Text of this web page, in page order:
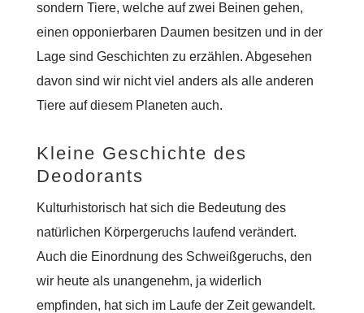
sondern Tiere, welche auf zwei Beinen gehen,
einen opponierbaren Daumen besitzen und in der
Lage sind Geschichten zu erzählen. Abgesehen
davon sind wir nicht viel anders als alle anderen
Tiere auf diesem Planeten auch.
Kleine Geschichte des
Deodorants
Kulturhistorisch hat sich die Bedeutung des
natürlichen Körpergeruchs laufend verändert.
Auch die Einordnung des Schweißgeruchs, den
wir heute als unangenehm, ja widerlich
empfinden, hat sich im Laufe der Zeit gewandelt.